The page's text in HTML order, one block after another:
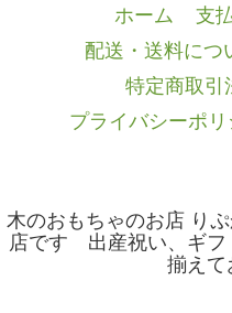
ホーム 支
配送・送料につ
特定商取引
プライバシーポリ
木のおもちゃのお店 り
店です 出産祝い、ギフ
揃えて